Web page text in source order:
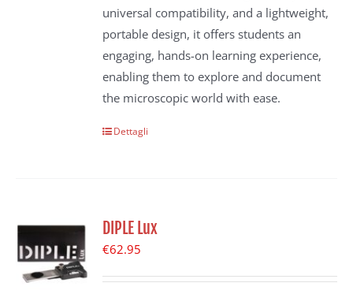
universal compatibility, and a lightweight,
portable design, it offers students an
engaging, hands-on learning experience,
enabling them to explore and document
the microscopic world with ease.
Dettagli
DIPLE Lux
€62.95